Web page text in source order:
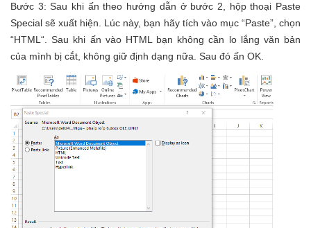
Bước 3: Sau khi ấn theo hướng dẫn ở bước 2, hộp thoại Paste
Special sẽ xuất hiện. Lúc này, bạn hãy tích vào mục “Paste”, chọn
“HTML“. Sau khi ấn vào HTML bạn không cần lo lắng văn bản
của mình bị cắt, không giữ định dạng nữa. Sau đó ấn OK.